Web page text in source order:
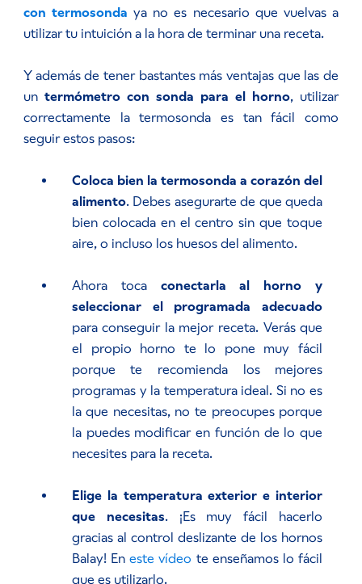
con termosonda ya no es necesario que vuelvas a
utilizar tu intuición a la hora de terminar una receta.
Y además de tener bastantes más ventajas que las de
un termómetro con sonda para el horno, utilizar
correctamente la termosonda es tan fácil como
seguir estos pasos:
Coloca bien la termosonda a corazón del
alimento. Debes asegurarte de que queda
bien colocada en el centro sin que toque
aire, o incluso los huesos del alimento.
Ahora toca conectarla al horno y
seleccionar el programada adecuado
para conseguir la mejor receta. Verás que
el propio horno te lo pone muy fácil
porque te recomienda los mejores
programas y la temperatura ideal. Si no es
la que necesitas, no te preocupes porque
la puedes modificar en función de lo que
necesites para la receta.
Elige la temperatura exterior e interior
que necesitas. ¡Es muy fácil hacerlo
gracias al control deslizante de los hornos
Balay! Eneste vídeo te enseñamos lo fácil
que es utilizarlo.